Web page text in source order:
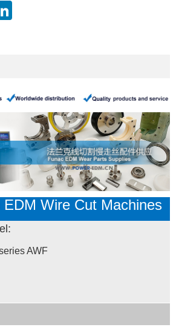
EDM Wire Cut Machines
AWF